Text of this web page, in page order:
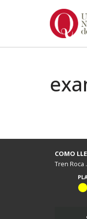
COMO
Tren Roca